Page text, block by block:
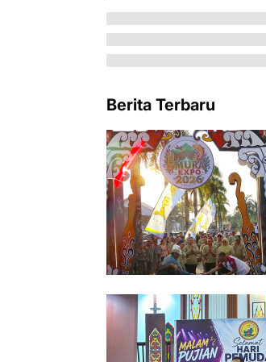
Berita Terbaru